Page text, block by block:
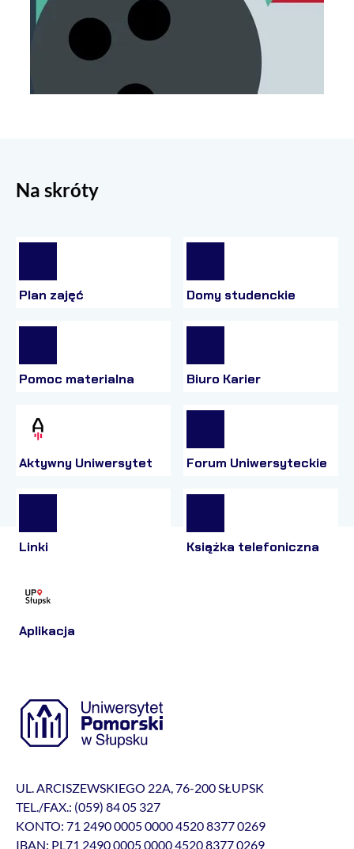
Na skróty
Plan zajęć Domy studenckie
Pomoc materialna Biuro Karier
Aktywny Uniwersytet Forum Uniwersyteckie
Linki Książka telefoniczna
Aplikacja
UL. ARCISZEWSKIEGO 22A, 76-200 SŁUPSK
TEL./FAX.: (059) 84 05 327
KONTO: 71 2490 0005 0000 4520 8377 0269
IBAN: PL71 2490 0005 0000 4520 8377 0269